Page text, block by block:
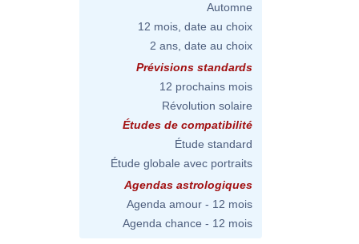
Automne
12 mois, date au choix
2 ans, date au choix
Prévisions standards
12 prochains mois
Révolution solaire
Études de compatibilité
Étude standard
Étude globale avec portraits
Agendas astrologiques
Agenda amour - 12 mois
Agenda chance - 12 mois